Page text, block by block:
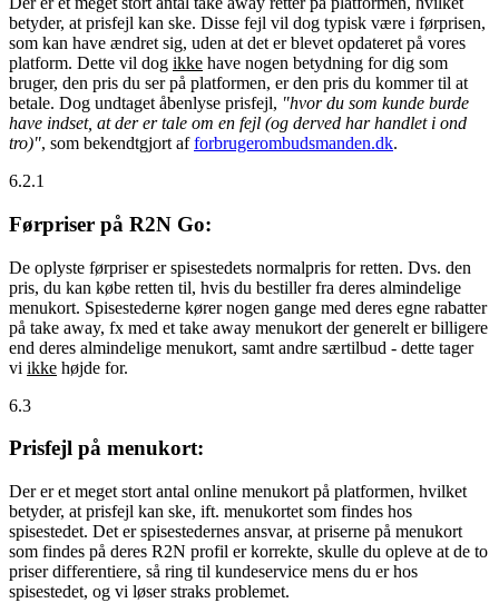
betyder, at prisfejl kan ske. Disse fejl vil dog typisk være i førprisen,
som kan have ændret sig, uden at det er blevet opdateret på vores
platform. Dette vil dog ikke have nogen betydning for dig som
bruger, den pris du ser på platformen, er den pris du kommer til at
betale. Dog undtaget åbenlyse prisfejl, "hvor du som kunde burde
have indset, at der er tale om en fejl (og derved har handlet i ond
tro)", som bekendtgjort afforbrugerombudsmanden.dk.
6.2.1
Førpriser på R2N Go:
De oplyste førpriser er spisestedets normalpris for retten. Dvs. den
pris, du kan købe retten til, hvis du bestiller fra deres almindelige
menukort. Spisestederne kører nogen gange med deres egne rabatter
på take away, fx med et take away menukort der generelt er billigere
end deres almindelige menukort, samt andre særtilbud - dette tager
vi ikke højde for.
6.3
Prisfejl på menukort:
Der er et meget stort antal online menukort på platformen, hvilket
betyder, at prisfejl kan ske, ift. menukortet som findes hos
spisestedet. Det er spisestedernes ansvar, at priserne på menukort
som findes på deres R2N profil er korrekte, skulle du opleve at de to
priser differentiere, så ring til kundeservice mens du er hos
spisestedet, og vi løser straks problemet.